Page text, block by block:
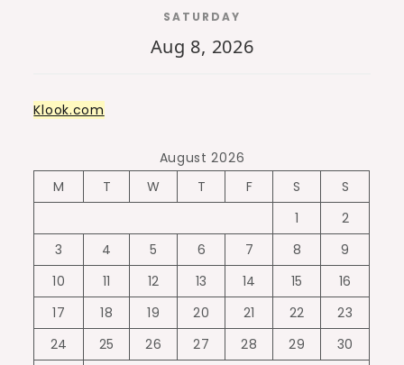
SATURDAY
Aug 8, 2026
Klook.com
August 2026
M
T W T F S
S
1
2
3
4 5 6 7 8
9
10
11 12 13 14 15
16
17
18 19 20 21 22
23
24
25 26 27 28 29
30